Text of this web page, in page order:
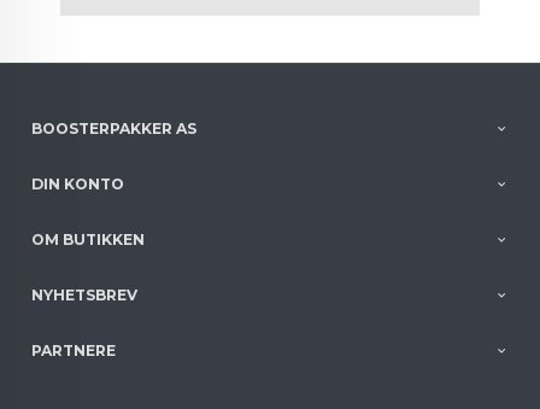
BOOSTERPAKKER AS
DIN KONTO
OM BUTIKKEN
NYHETSBREV
PARTNERE